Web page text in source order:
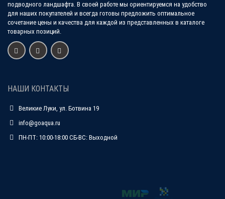
подводного ландшафта. В своей работе мы ориентируемся на удобство
для наших покупателей и всегда готовы предложить оптимальное
сочетание цены и качества для каждой из представленных в каталоге
товарных позиций.
НАШИ КОНТАКТЫ
Великие Луки, ул. Ботвина 19
info@goaqua.ru
ПН-ПТ: 10:00-18:00 СБ-ВС: Выходной